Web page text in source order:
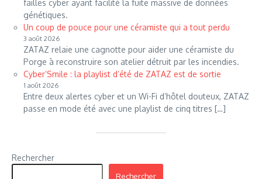
failles cyber ayant facilité la fuite massive de données
génétiques.
Un coup de pouce pour une céramiste qui a tout perdu
3 août 2026
ZATAZ relaie une cagnotte pour aider une céramiste du
Porge à reconstruire son atelier détruit par les incendies.
Cyber’Smile : la playlist d’été de ZATAZ est de sortie
1 août 2026
Entre deux alertes cyber et un Wi-Fi d’hôtel douteux, ZATAZ
passe en mode été avec une playlist de cinq titres […]
Rechercher
Rechercher